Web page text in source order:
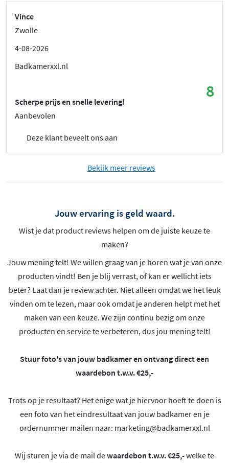
Vince
Zwolle
4-08-2026
Badkamerxxl.nl
8
Scherpe prijs en snelle levering!
Aanbevolen
Deze klant beveelt ons aan
Bekijk meer reviews
Jouw ervaring is geld waard.
Wist je dat product reviews helpen om de juiste keuze te
maken?
Jouw mening telt! We willen graag van je horen wat je van onze
producten vindt! Ben je blij verrast, of kan er wellicht iets
beter? Laat dan je review achter. Niet alleen omdat we het leuk
vinden om te lezen, maar ook omdat je anderen helpt met het
maken van een keuze. We zijn continu bezig om onze
producten en service te verbeteren, dus jou mening telt!
Stuur foto's van jouw badkamer en ontvang direct een
waardebon t.w.v. €25,-
Trots op je resultaat? Het enige wat je hiervoor hoeft te doen is
een foto van het eindresultaat van jouw badkamer en je
ordernummer mailen naar: marketing@badkamerxxl.nl
Wij sturen je via de mail dewaardebon t.w.v. €25,-welke te